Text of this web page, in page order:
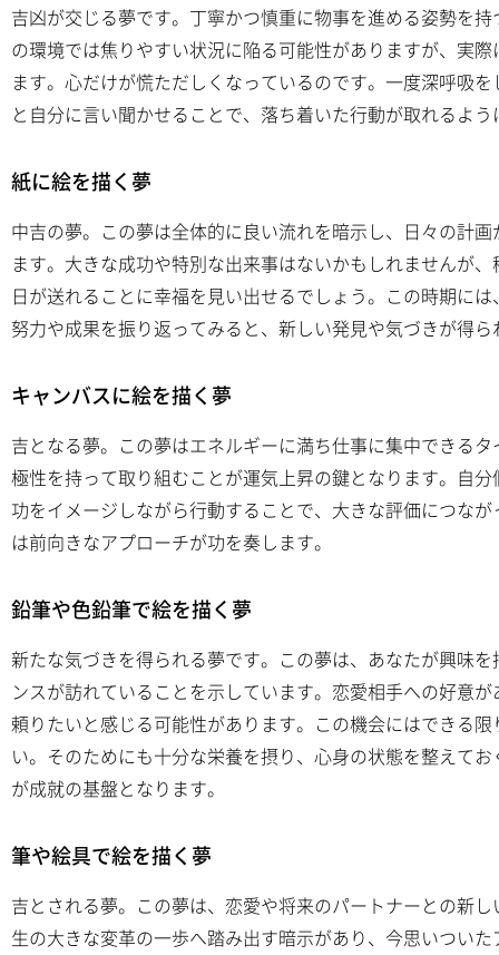
吉凶が交じる夢です。丁寧かつ慎重に物事を進める姿勢を
の環境では焦りやすい状況に陥る可能性がありますが、実
ます。心だけが慌ただしくなっているのです。一度深呼吸
と自分に言い聞かせることで、落ち着いた行動が取れるよ
紙に絵を描く夢
中吉の夢。この夢は全体的に良い流れを暗示し、日々の計
ます。大きな成功や特別な出来事はないかもしれませんが
日が送れることに幸福を見い出せるでしょう。この時期に
努力や成果を振り返ってみると、新しい発見や気づきが得
キャンバスに絵を描く夢
吉となる夢。この夢はエネルギーに満ち仕事に集中できる
極性を持って取り組むことが運気上昇の鍵となります。自
功をイメージしながら行動することで、大きな評価につな
は前向きなアプローチが功を奏します。
鉛筆や色鉛筆で絵を描く夢
新たな気づきを得られる夢です。この夢は、あなたが興味
ンスが訪れていることを示しています。恋愛相手への好意
頼りたいと感じる可能性があります。この機会にはできる
い。そのためにも十分な栄養を摂り、心身の状態を整えて
が成就の基盤となります。
筆や絵具で絵を描く夢
吉とされる夢。この夢は、恋愛や将来のパートナーとの新
生の大きな変革の一歩へ踏み出す暗示があり、今思いつい